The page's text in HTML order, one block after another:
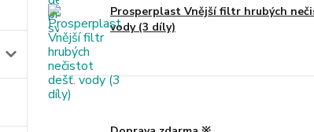
Prosperplast Vnější filtr hrubých
vody (3 díly)